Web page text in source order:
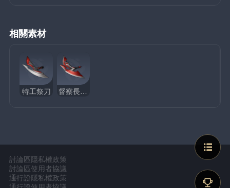
相關素材
特工祭刀 督察長祭刀
討論區隱私權政策
討論區使用者協議
通行證隱私權政策